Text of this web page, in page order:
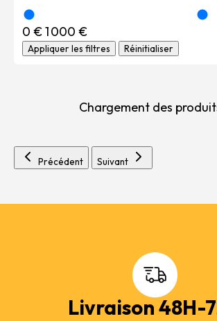
Contact
0 €1 000 €
Appliquer les filtres Réinitialiser
Chargement des
Précédent Suivant
Livraison 48H-